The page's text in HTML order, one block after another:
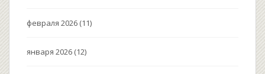
февраля 2026 (11)
января 2026 (12)